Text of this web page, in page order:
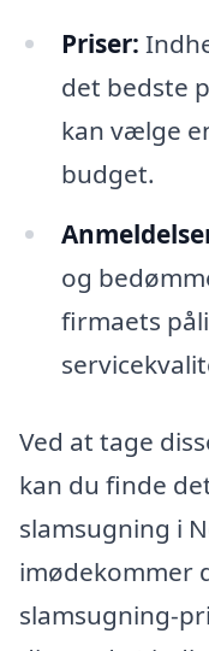
Priser:
det bedste
kan vælge
budget.
og
firmaets
Ved at tage
kan du finde
slamsugning i
imødekommer
slamsugning-